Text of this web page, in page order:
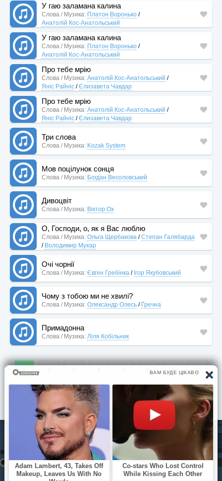
У гаю заламана калина
Слова / Музика: Платон Воронько /
Анатолій Кос-Анатольський
У гаю заламана калина
Слова / Музика: Платон Воронько /
Анатолій Кос-Анатольський
Про тебе мрію
Слова / Музика: Анатолій Кос-Анатольський /
Яніс Райніс /Єлизавета Чавдар
Про тебе мрію
Слова / Музика: Анатолій Кос-Анатольський /
Яніс Райніс /Єлизавета Чавдар
Три слова
Слова / Музика: Kozak System
Мов поцілунок сонця
Слова / Музика: Богдан Весоловський
Дивоцвіт
Слова / Музика: Віктор Ох
О, Господи, о, як я Вас люблю
Слова / Музика: Ольга Щербакова /Степан Галябарда
/ Володимир Мухар
Очі чорнії
Слова / Музика: Євген Гребінка / Ігор Якубовський
Чому з тобою ми не хвилі?
Слова / Музика: Олександр Олесь / Ґречна
Примадонна
Слова / Музика: Ліля Кобільник
1 6 7 8
© Pisni.Club 2020 - 2026 З будь-яких питань звертайтесь на
пошту your.feedback.tpl@gmail.com
Яблуневий цвіт